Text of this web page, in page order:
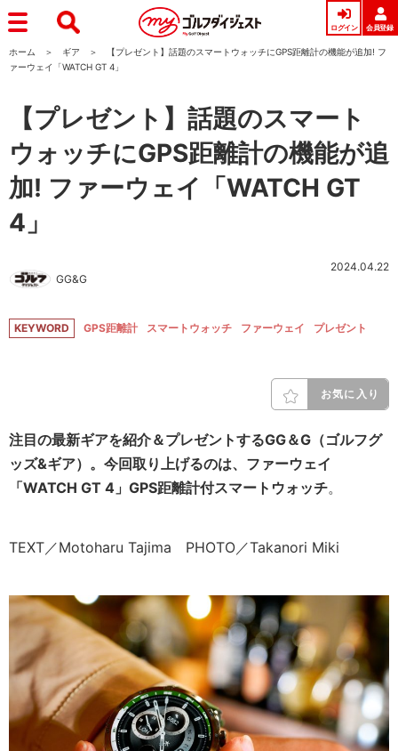
ログイン 会員登録
ホーム ギア
【プレゼント】話題のスマートウォッチにGPS距離計の機能が追加! フ
ァーウェイ「WATCH GT 4」
【プレゼント】話題のスマート
ウォッチにGPS距離計の機能が追
加! ファーウェイ「WATCH GT
4」
GG&G
2024.04.22
KEYWORD GPS距離計 スマートウォッチ ファーウェイ プレゼント
お気に入り
注目の最新ギアを紹介＆プレゼントするGG＆G（ゴルフグ
ッズ&ギア）。今回取り上げるのは、ファーウェイ
「WATCH GT 4」GPS距離計付スマートウォッチ。
TEXT／Motoharu Tajima PHOTO／Takanori Miki